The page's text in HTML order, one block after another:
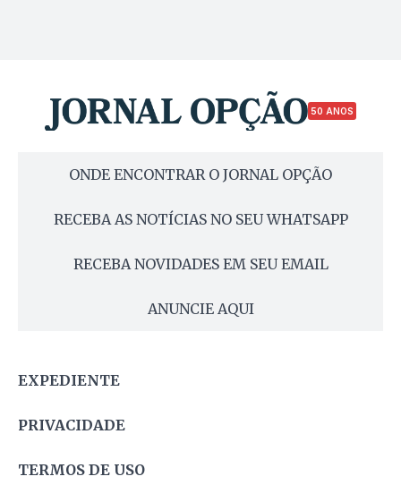
50 ANOS
ONDE ENCONTRAR O JORNAL OPÇÃO
RECEBA AS NOTÍCIAS NO SEU WHATSAPP
RECEBA NOVIDADES EM SEU EMAIL
ANUNCIE AQUI
EXPEDIENTE
PRIVACIDADE
TERMOS DE USO